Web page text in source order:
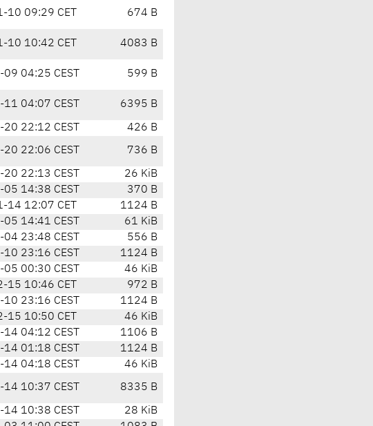
10 09:29 CET 674 B
10 10:42 CET 4083 B
04:25 CEST 599 B
04:07 CEST 6395 B
22:12 CEST
426 B
22:06 CEST 736 B
22:13 CEST
26 KiB
14:38 CEST
370 B
14 12:07 CET
1124 B
14:41 CEST
61 KiB
23:48 CEST
556 B
23:16 CEST
1124 B
00:30 CEST
46 KiB
15 10:46 CET
972 B
23:16 CEST
1124 B
15 10:50 CET
46 KiB
04:12 CEST
1106 B
01:18 CEST
1124 B
04:18 CEST
46 KiB
10:37 CEST 8335 B
10:38 CEST
28 KiB